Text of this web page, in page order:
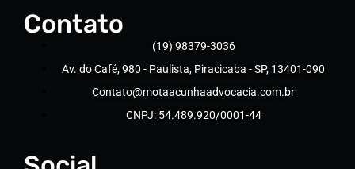
Contato
(19) 98379-3036
Av. do Café, 980 - Paulista, Piracicaba - SP, 13401-090
Contato@motaacunhaadvocacia.com.br
CNPJ: 54.489.920/0001-44